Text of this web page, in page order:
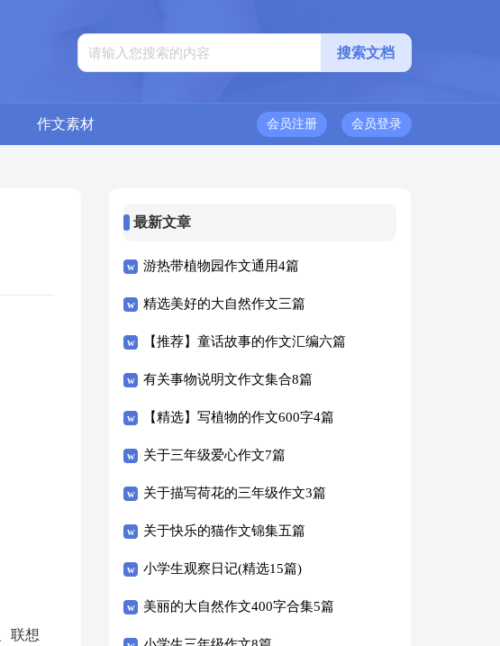
作文素材 会员登录
会员注册
联想
最新文章
游热带植物园作文通用4篇
精选美好的大自然作文三篇
【推荐】童话故事的作文汇编六篇
有关事物说明文作文集合8篇
【精选】写植物的作文600字4篇
关于三年级爱心作文7篇
关于描写荷花的三年级作文3篇
关于快乐的猫作文锦集五篇
小学生观察日记(精选15篇)
美丽的大自然作文400字合集5篇